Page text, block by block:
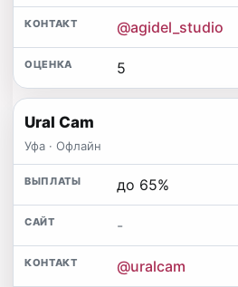
@agidel_studio
5
Ural Cam
Уфа · Офлайн
до 65%
-
@uralcam